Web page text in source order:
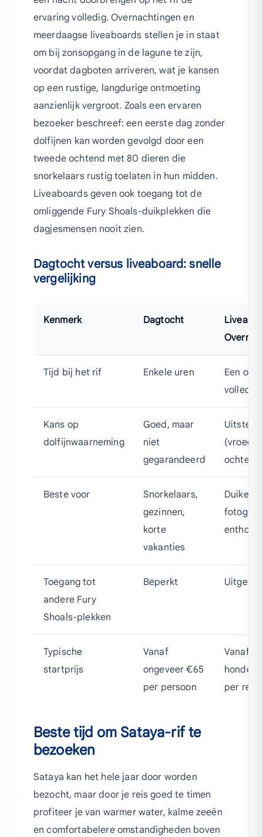
ervaring volledig. Overnachtingen en
meerdaagse liveaboards stellen je in staat
om bij zonsopgang in de lagune te zijn,
voordat dagboten arriveren, wat je kansen
op een rustige, langdurige ontmoeting
aanzienlijk vergroot. Zoals een ervaren
bezoeker beschreef: een eerste dag zonder
dolfijnen kan worden gevolgd door een
tweede ochtend met 80 dieren die
snorkelaars rustig toelaten in hun midden.
Liveaboards geven ook toegang tot de
omliggende Fury Shoals-duikplekken die
dagjesmensen nooit zien.
Dagtocht versus liveaboard: snelle
vergelijking
Kenmerk Dagtocht
Tijd bij het rif Enkele uren
Een of
Kans op
dolfijnwaarneming
Goed, maar
niet
gegarandeerd
(vroege
Beste voor
Snorkelaars,
gezinnen,
korte
vakanties
Duikers,
Toegang tot
andere Fury
Shoals-plekken
Beperkt
Typische
startprijs
Vanaf
ongeveer €65
per persoon
Vanaf
per reis
Beste tijd om Sataya-rif te
bezoeken
Sataya kan het hele jaar door worden
bezocht, maar door je reis goed te timen
profiteer je van warmer water, kalme zeeën
en comfortabelere omstandigheden boven